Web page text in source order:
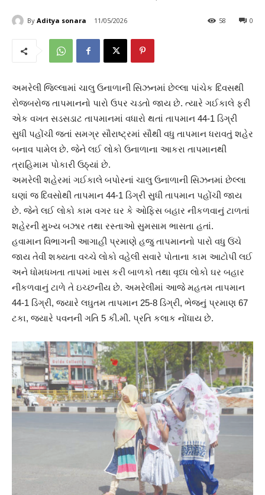
By Aditya sonara 11/05/2026 0
58
અમરેલી જિલ્લામાં ચાલુ ઉનાળાની સિઝનમાં છેલ્લા પાંચેક દિવસથી
રોજબરોજ તાપમાનનો પારો ઉપર ચડતો જાય છે. ત્યારે ગઈકાલે ફરી
એક વખત સડસડાટ તાપમાનમાં વધારો થતાં તાપમાન 44-1 ડિગ્રી
સુધી પહોંચી જતાં સમગ્ર સૌરાષ્ટ્રમાં સૌથી વધુ તાપમાન ધરાવતું શહેર
બનાવ પામેલ છે. જેને લઈ લોકો ઉનાળાના આકરા તાપમાનથી
ત્રાહિમામ પોકારી ઉઠ્યાં છે.
અમરેલી શહેરમાં ગઈકાલે બપોરનાં ચાલુ ઉનાળાની સિઝનમાં છેલ્લા
ઘણાં જ દિવસોથી તાપમાન 44-1 ડિગ્રી સુધી તાપમાન પહોંચી જાય
છે. જેને લઈ લોકો કામ વગર ઘર કે ઓફિસ બહાર નીકળવાનું ટાળતાં
શહેરની મુખ્ય બઝાર તથા રસ્તાઓ સુમસામ ભાસતા હતાં.
હવામાન વિભાગની આગાહી પ્રમાણે હજુ તાપમાનનો પારો વધુ ઉંચે
જાય તેવી શક્યતા વચ્ચે લોકો વહેલી સવારે પોતાના કામ આટોપી લઈ
અને ધોમધખતા તાપમાં ખાસ કરી બાળકો તથા વૃધ્ધ લોકો ઘર બહાર
નીકળવાનું ટાળે તે ઇચ્છનીય છે. અમરેલીમાં આજે મહતમ તાપમાન
44-1 ડિગ્રી, જ્યારે લઘુતમ તાપમાન 25-8 ડિગ્રી, ભેજનું પ્રમાણ 67
ટકા, જ્યારે પવનની ગતિ 5 કી.મી. પ્રતિ કલાક નોંધાય છે.